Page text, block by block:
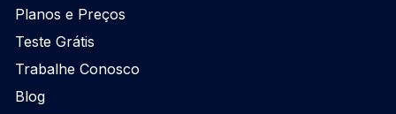
Planos e Preços
Teste Grátis
Trabalhe Conosco
Blog